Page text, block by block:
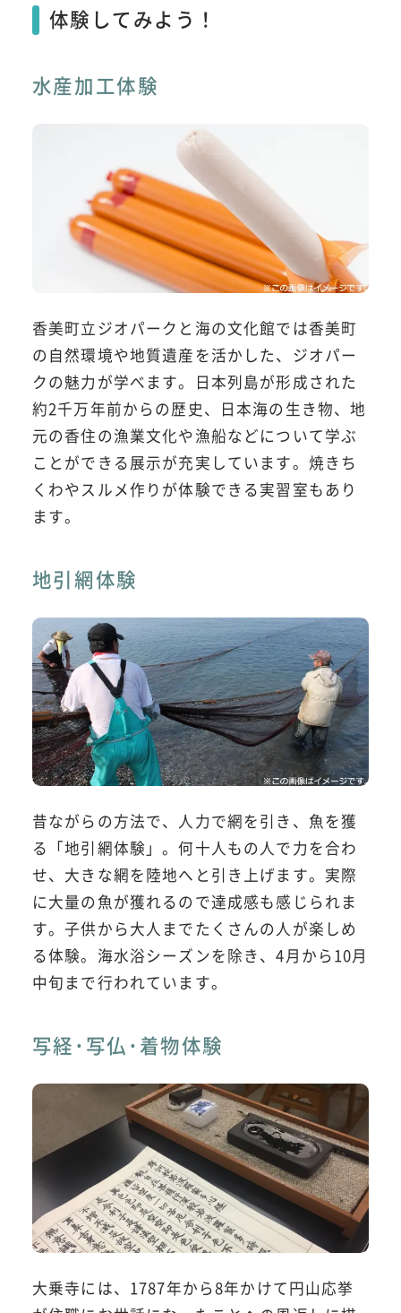
体験してみよう！
水産加工体験
香美町立ジオパークと海の文化館では香美町
の自然環境や地質遺産を活かした、ジオパー
クの魅力が学べます。日本列島が形成された
約2千万年前からの歴史、日本海の生き物、地
元の香住の漁業文化や漁船などについて学ぶ
ことができる展示が充実しています。焼きち
くわやスルメ作りが体験できる実習室もあり
ます。
地引網体験
昔ながらの方法で、人力で網を引き、魚を獲
る「地引網体験」。何十人もの人で力を合わ
せ、大きな網を陸地へと引き上げます。実際
に大量の魚が獲れるので達成感も感じられま
す。子供から大人までたくさんの人が楽しめ
る体験。海水浴シーズンを除き、4月から10月
中旬まで行われています。
写経･写仏･着物体験
大乗寺には、1787年から8年かけて円山応挙